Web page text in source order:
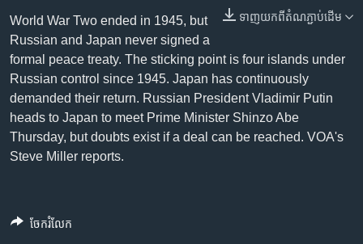
Khmer English
បណ្តាញ​សង្គម
ភាសា
ទាញ​យក​ពី​តំណភ្ជាប់​ដើម
World War Two ended in 1945, but
Russian and Japan never signed a
formal peace treaty. The sticking point is four islands under
Russian control since 1945. Japan has continuously
demanded their return. Russian President Vladimir Putin
heads to Japan to meet Prime Minister Shinzo Abe
Thursday, but doubts exist if a deal can be reached. VOA's
Steve Miller reports.
ចែករំលែក